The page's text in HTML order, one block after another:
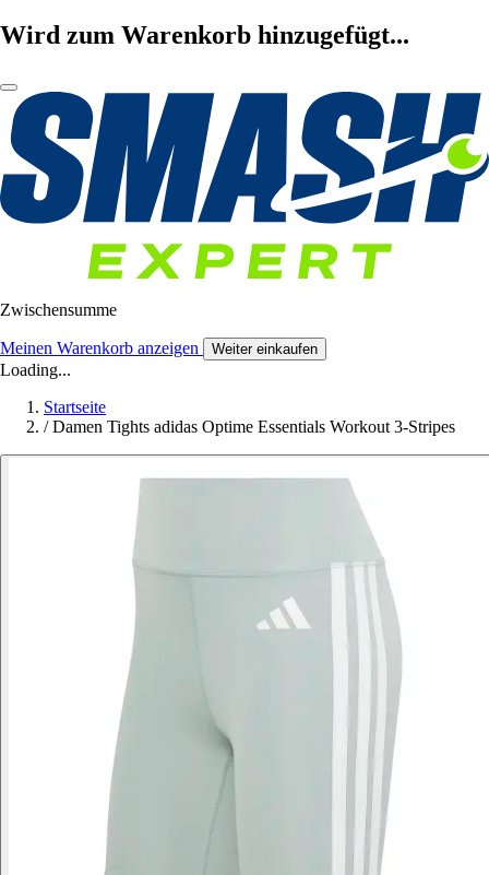
Wird zum Warenkorb hinzugefügt...
Zwischensumme
Meinen Warenkorb anzeigen Weiter einkaufen
Loading...
Startseite
/ Damen Tights adidas Optime Essentials Workout 3-Stripes